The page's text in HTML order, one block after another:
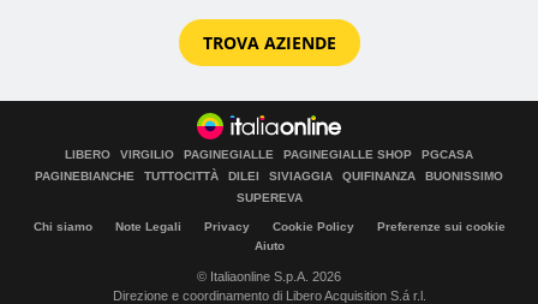
TROVA AZIENDE
LIBERO VIRGILIO PAGINEGIALLE PAGINEGIALLE SHOP
PGCASA
PAGINEBIANCHE
TUTTOCITTÀ DILEI SIVIAGGIA QUIFINANZA
BUONISSIMO
SUPEREVA
Chi siamo Note Legali Privacy Cookie Policy
Preferenze sui cookie
Aiuto
© Italiaonline S.p.A. 2026
Direzione e coordinamento di Libero Acquisition S.á r.l.